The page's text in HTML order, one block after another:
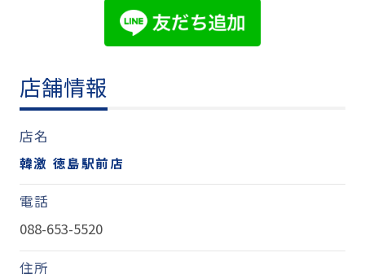
店舗情報
店名
韓激 徳島駅前店
電話
088-653-5520
住所